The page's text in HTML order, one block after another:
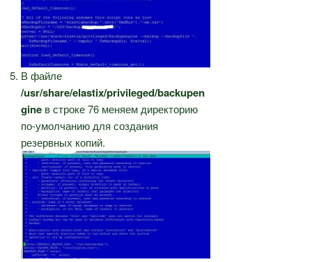
В файле
/usr/share/elastix/privileged/backupen
gine в строке 76 меняем директорию
по-умолчанию для создания
резервных копий.